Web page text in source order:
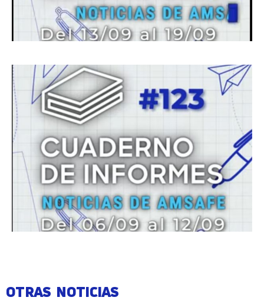
OTRAS NOTICIAS